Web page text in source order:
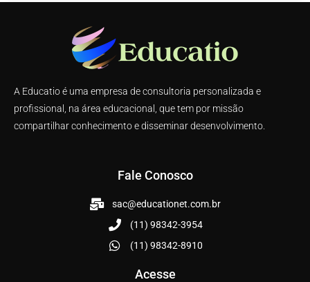
A Educatio é uma empresa de consultoria personalizada e
profissional, na área educacional, que tem por missão
compartilhar conhecimento e disseminar desenvolvimento.
Fale Conosco
sac@educationet.com.br
(11) 98342-3954
(11) 98342-8910
Acesse